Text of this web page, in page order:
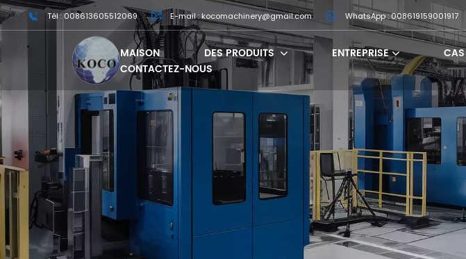
Tél : 008613605512069 E-mail : kocomachinery@gmail.com WhatsApp : 008619159001917
MAISON DES PRODUITS ENTREPRISE CAS
CONTACTEZ-NOUS